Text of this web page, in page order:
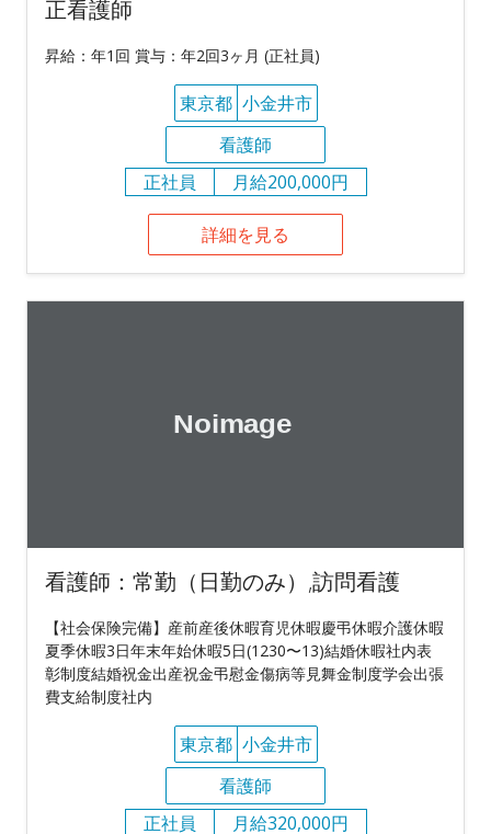
正看護師
昇給：年1回 賞与：年2回3ヶ月 (正社員)
東京都 小金井市
看護師
正社員
月給200,000円
詳細を見る
看護師：常勤（日勤のみ）,訪問看護
【社会保険完備】産前産後休暇育児休暇慶弔休暇介護休暇
夏季休暇3日年末年始休暇5日(1230〜13)結婚休暇社内表
彰制度結婚祝金出産祝金弔慰金傷病等見舞金制度学会出張
費支給制度社内
東京都 小金井市
看護師
正社員
月給320,000円